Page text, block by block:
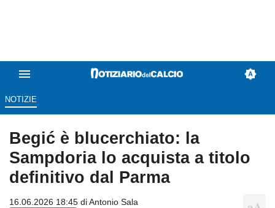
NOTIZIE
Begić è blucerchiato: la
Sampdoria lo acquista a titolo
definitivo dal Parma
16.06.2026 18:45 diAntonio Sala